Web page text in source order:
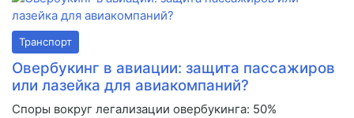
Транспорт
Овербукинг в авиации: защита пассажиров
или лазейка для авиакомпаний?
Споры вокруг легализации овербукинга: 50%